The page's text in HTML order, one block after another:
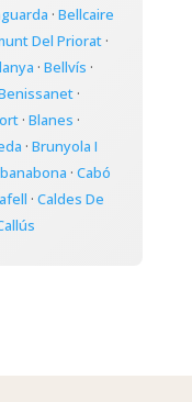
· Bellcaire
Del Priorat·
· Bellvís ·
·
· Blanes ·
· Brunyola I
· Cabó
· Caldes De